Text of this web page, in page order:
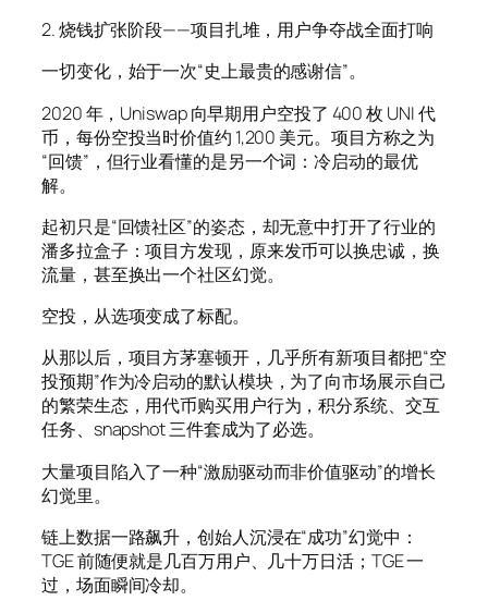
2. 烧钱扩张阶段——项目扎堆，用户争夺战全面打响
一切变化，始于一次“史上最贵的感谢信”。
2020 年，Uniswap 向早期用户空投了 400 枚 UNI 代
币，每份空投当时价值约 1,200 美元。项目方称之为
“回馈”，但行业看懂的是另一个词：冷启动的最优
解。
起初只是“回馈社区”的姿态，却无意中打开了行业的
潘多拉盒子：项目方发现，原来发币可以换忠诚，换
流量，甚至换出一个社区幻觉。
空投，从选项变成了标配。
从那以后，项目方茅塞顿开，几乎所有新项目都把“空
投预期”作为冷启动的默认模块，为了向市场展示自己
的繁荣生态，用代币购买用户行为，积分系统、交互
任务、snapshot 三件套成为了必选。
大量项目陷入了一种“激励驱动而非价值驱动”的增长
幻觉里。
链上数据一路飙升，创始人沉浸在“成功”幻觉中：
TGE 前随便就是几百万用户、几十万日活；TGE 一
过，场面瞬间冷却。